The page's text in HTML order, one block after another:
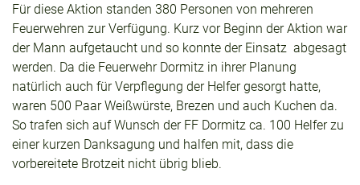
Für diese Aktion standen 380 Personen von mehreren
Feuerwehren zur Verfügung. Kurz vor Beginn der Aktion war
der Mann aufgetaucht und so konnte der Einsatz abgesagt
werden. Da die Feuerwehr Dormitz in ihrer Planung
natürlich auch für Verpflegung der Helfer gesorgt hatte,
waren 500 Paar Weißwürste, Brezen und auch Kuchen da.
So trafen sich auf Wunsch der FF Dormitz ca. 100 Helfer zu
einer kurzen Danksagung und halfen mit, dass die
vorbereitete Brotzeit nicht übrig blieb.